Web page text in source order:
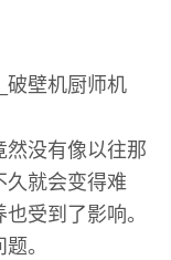
然没有像以往那
久就会变得难
受到了影响。
。